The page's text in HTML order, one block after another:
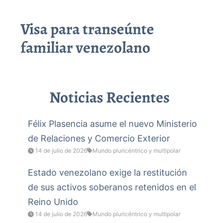
Visa para transeúnte
familiar venezolano
Noticias Recientes
Félix Plasencia asume el nuevo Ministerio
de Relaciones y Comercio Exterior
14 de julio de 2026 Mundo pluricéntrico y multipolar
Estado venezolano exige la restitución
de sus activos soberanos retenidos en el
Reino Unido
14 de julio de 2026 Mundo pluricéntrico y multipolar